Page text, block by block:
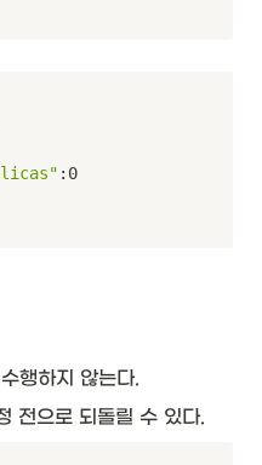
행하지 않는다.
전으로 되돌릴 수 있다.